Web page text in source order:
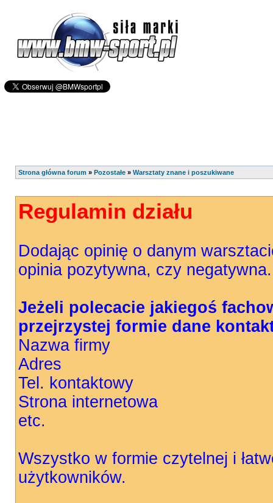
Strona główna forum » Pozostałe » Warsztaty znane i poszukiwane
Regulamin działu
Dodając opinię o danym
opinia pozytywna, czy negatywna.
Jeżeli polecacie jakiegoś
przejrzystej formie dane
Nazwa firmy
Adres
Tel. kontaktowy
Strona internetowa
etc.
Wszystko w formie czytelnej i
użytkowników.